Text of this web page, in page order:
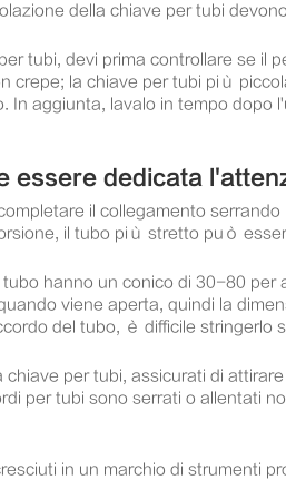
della chiave per tubi
tubi, devi prima controllare se il
crepe; la chiave per tubi più
In aggiunta, lavalo in tempo
essere dedicata
il collegamento
il tubo più stretto può
hanno un conico di 30-80 per
viene aperta, quindi la
del tubo, è difficile stringerlo
chiave per tubi, assicurati di
per tubi sono serrati o allentati
in un marchio di strumenti